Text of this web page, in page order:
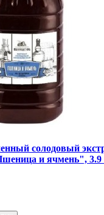
солодовый
и ячмень", 3.9